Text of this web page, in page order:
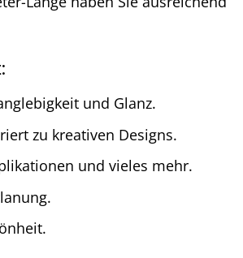
und Glanz.
zu kreativen Designs.
und vieles mehr.